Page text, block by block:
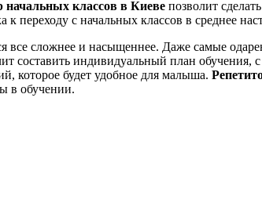
начальных классов в Киеве позволит
переходу с начальных классов в среднее
сложнее и насыщеннее. Даже самые
составить индивидуальный план обучения,
которое будет удобное для малыша.
в обучении.